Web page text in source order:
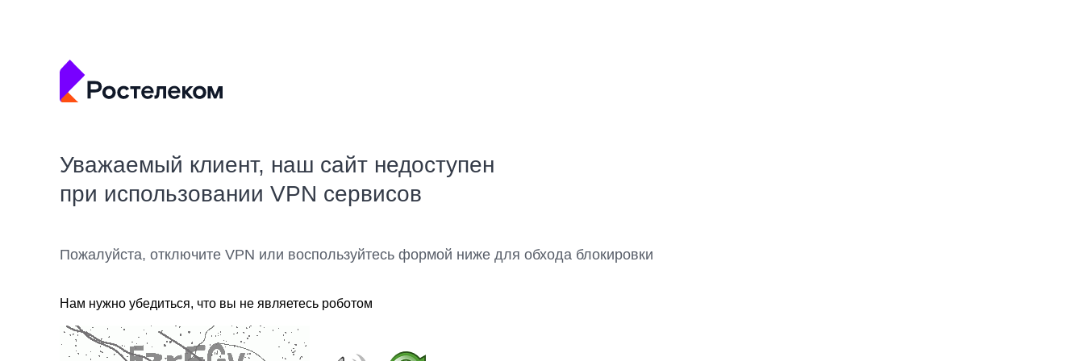
Уважаемый клиент, наш сайт недоступен
при использовании VPN сервисов
Пожалуйста, отключите VPN или воспользуйтесь формой ниже для обхода блокировки
Нам нужно убедиться, что вы не являетесь роботом